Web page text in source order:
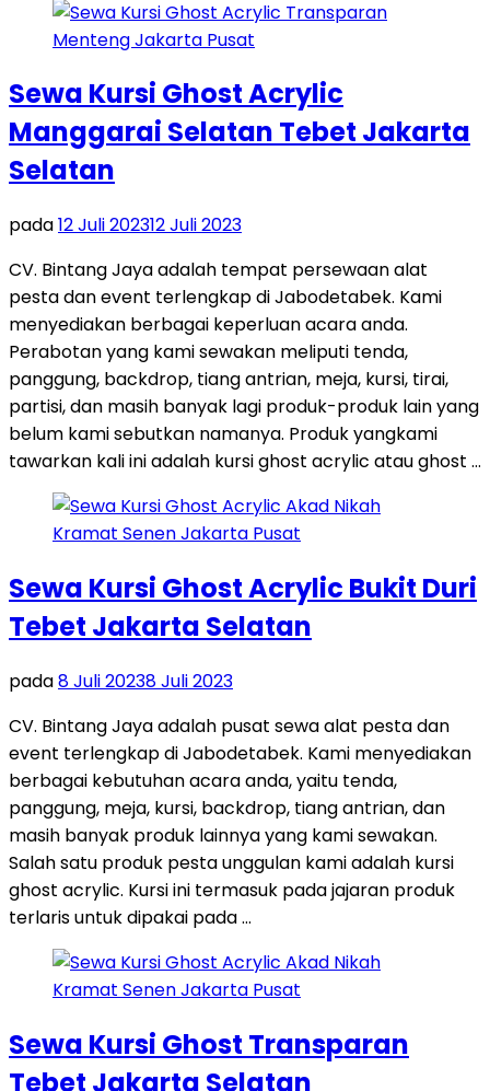
Sewa Kursi Ghost Acrylic
Manggarai Selatan Tebet Jakarta
Selatan
pada12 Juli 202312 Juli 2023
CV. Bintang Jaya adalah tempat persewaan alat
pesta dan event terlengkap di Jabodetabek. Kami
menyediakan berbagai keperluan acara anda.
Perabotan yang kami sewakan meliputi tenda,
panggung, backdrop, tiang antrian, meja, kursi, tirai,
partisi, dan masih banyak lagi produk-produk lain yang
belum kami sebutkan namanya. Produk yangkami
tawarkan kali ini adalah kursi ghost acrylic atau ghost …
Sewa Kursi Ghost Acrylic Bukit Duri
Tebet Jakarta Selatan
pada8 Juli 20238 Juli 2023
CV. Bintang Jaya adalah pusat sewa alat pesta dan
event terlengkap di Jabodetabek. Kami menyediakan
berbagai kebutuhan acara anda, yaitu tenda,
panggung, meja, kursi, backdrop, tiang antrian, dan
masih banyak produk lainnya yang kami sewakan.
Salah satu produk pesta unggulan kami adalah kursi
ghost acrylic. Kursi ini termasuk pada jajaran produk
terlaris untuk dipakai pada …
Sewa Kursi Ghost Transparan
Tebet Jakarta Selatan